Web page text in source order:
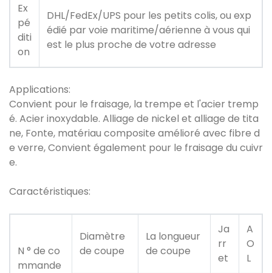
Ex
pé
diti
on
DHL/FedEx/UPS pour les petits colis, ou exp
édié par voie maritime/aérienne à vous qui
est le plus proche de votre adresse
Applications:
Convient pour le fraisage, la trempe et l'acier tremp
é. Acier inoxydable. Alliage de nickel et alliage de tita
ne, Fonte, matériau composite amélioré avec fibre d
e verre, Convient également pour le fraisage du cuivr
e.
Caractéristiques:
N ° de co
mmande
Diamètre
de coupe
La longueur
de coupe
Ja
rr
et
A
O
L